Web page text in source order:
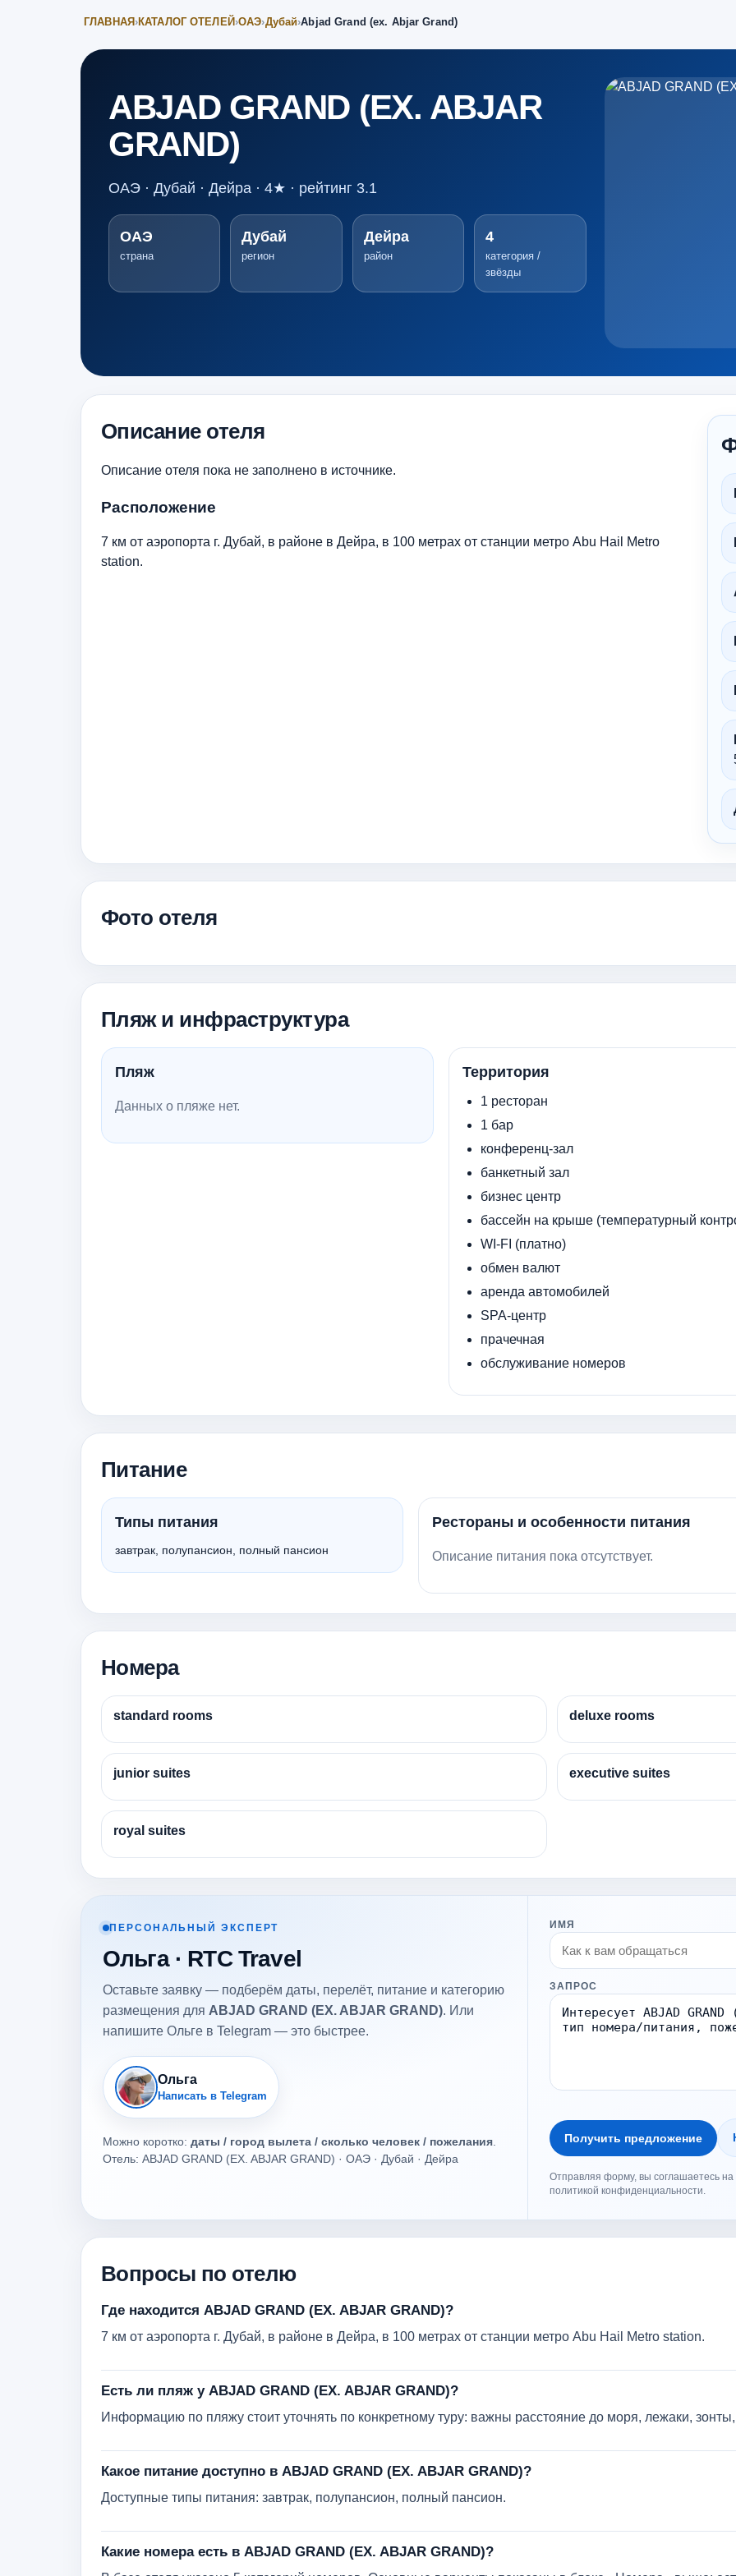
ГЛАВНАЯ ›КАТАЛОГ ОТЕЛЕЙ ›ОАЭ›Дубай›Abjad Grand (ex. Abjar Grand)
ABJAD GRAND (EX. ABJAR
GRAND)
ОАЭ · Дубай · Дейра · 4★ · рейтинг 3.1
ОАЭ
страна
Дубай
регион
Дейра
район
4
категория /
звёзды
Описание отеля
Описание отеля пока не заполнено в источнике.
Расположение
7 км от аэропорта г. Дубай, в районе в Дейра, в 100 метрах от станции метро Abu Hail Metro
station.
Фото отеля
Пляж и инфраструктура
Пляж
Данных о пляже нет.
Территория
1 ресторан
1 бар
конференц-зал
банкетный зал
бизнес центр
бассейн на крыше (температурный
WI-FI (платно)
обмен валют
аренда автомобилей
SPA-центр
прачечная
обслуживание номеров
Питание
Типы питания
завтрак, полупансион, полный пансион
Рестораны и особенности питания
Описание питания пока отсутствует.
Номера
standard rooms deluxe rooms
junior suites executive suites
royal suites
ПЕРСОНАЛЬНЫЙ ЭКСПЕРТ
Ольга · RTC Travel
Оставьте заявку — подберём даты, перелёт, питание и категорию
размещения для ABJAD GRAND (EX. ABJAR GRAND). Или
напишите Ольге в Telegram — это быстрее.
Ольга
Написать в Telegram
Можно коротко: даты / город вылета / сколько человек / пожелания
Отель: ABJAD GRAND (EX. ABJAR GRAND) · ОАЭ · Дубай · Дейра
ИМЯ
ЗАПРОС
Получить предложение
Отправляя форму, вы соглашаетесь на
политикой конфиденциальности.
Вопросы по отелю
Где находится ABJAD GRAND (EX. ABJAR GRAND)?
7 км от аэропорта г. Дубай, в районе в Дейра, в 100 метрах от станции метро Abu Hail Metro station.
Есть ли пляж у ABJAD GRAND (EX. ABJAR GRAND)?
Информацию по пляжу стоит уточнять по конкретному туру: важны расстояние до моря, лежаки,
Какое питание доступно в ABJAD GRAND (EX. ABJAR GRAND)?
Доступные типы питания: завтрак, полупансион, полный пансион.
Какие номера есть в ABJAD GRAND (EX. ABJAR GRAND)?